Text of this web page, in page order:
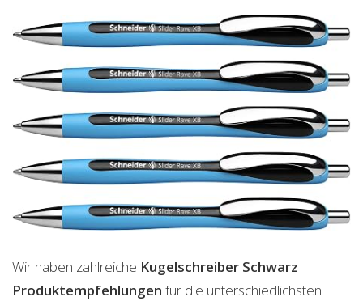
Wir haben zahlreiche Kugelschreiber Schwarz
Produktempfehlungen für die unterschiedlichsten